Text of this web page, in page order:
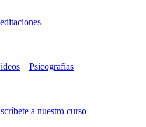
Psicografías
a nuestro curso